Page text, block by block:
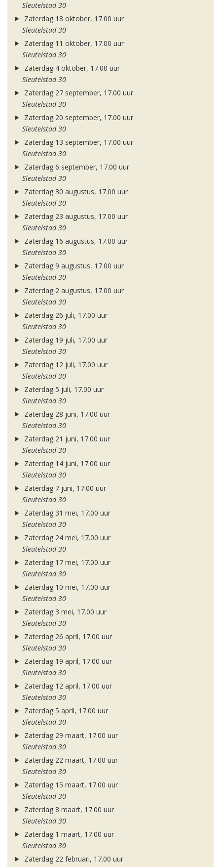
Sleutelstad 30
Zaterdag 18 oktober, 17.00 uur
Sleutelstad 30
Zaterdag 11 oktober, 17.00 uur
Sleutelstad 30
Zaterdag 4 oktober, 17.00 uur
Sleutelstad 30
Zaterdag 27 september, 17.00 uur
Sleutelstad 30
Zaterdag 20 september, 17.00 uur
Sleutelstad 30
Zaterdag 13 september, 17.00 uur
Sleutelstad 30
Zaterdag 6 september, 17.00 uur
Sleutelstad 30
Zaterdag 30 augustus, 17.00 uur
Sleutelstad 30
Zaterdag 23 augustus, 17.00 uur
Sleutelstad 30
Zaterdag 16 augustus, 17.00 uur
Sleutelstad 30
Zaterdag 9 augustus, 17.00 uur
Sleutelstad 30
Zaterdag 2 augustus, 17.00 uur
Sleutelstad 30
Zaterdag 26 juli, 17.00 uur
Sleutelstad 30
Zaterdag 19 juli, 17.00 uur
Sleutelstad 30
Zaterdag 12 juli, 17.00 uur
Sleutelstad 30
Zaterdag 5 juli, 17.00 uur
Sleutelstad 30
Zaterdag 28 juni, 17.00 uur
Sleutelstad 30
Zaterdag 21 juni, 17.00 uur
Sleutelstad 30
Zaterdag 14 juni, 17.00 uur
Sleutelstad 30
Zaterdag 7 juni, 17.00 uur
Sleutelstad 30
Zaterdag 31 mei, 17.00 uur
Sleutelstad 30
Zaterdag 24 mei, 17.00 uur
Sleutelstad 30
Zaterdag 17 mei, 17.00 uur
Sleutelstad 30
Zaterdag 10 mei, 17.00 uur
Sleutelstad 30
Zaterdag 3 mei, 17.00 uur
Sleutelstad 30
Zaterdag 26 april, 17.00 uur
Sleutelstad 30
Zaterdag 19 april, 17.00 uur
Sleutelstad 30
Zaterdag 12 april, 17.00 uur
Sleutelstad 30
Zaterdag 5 april, 17.00 uur
Sleutelstad 30
Zaterdag 29 maart, 17.00 uur
Sleutelstad 30
Zaterdag 22 maart, 17.00 uur
Sleutelstad 30
Zaterdag 15 maart, 17.00 uur
Sleutelstad 30
Zaterdag 8 maart, 17.00 uur
Sleutelstad 30
Zaterdag 1 maart, 17.00 uur
Sleutelstad 30
Zaterdag 22 februari, 17.00 uur